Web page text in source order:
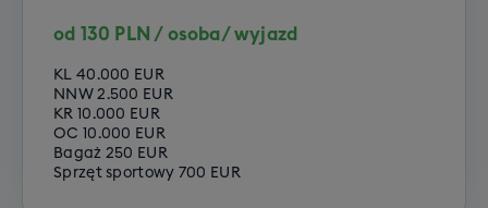
od 130 PLN / osoba/ wyjazd
KL 40.000 EUR
NNW 2.500 EUR
KR 10.000 EUR
OC 10.000 EUR
Bagaż 250 EUR
Sprzęt sportowy 700 EUR